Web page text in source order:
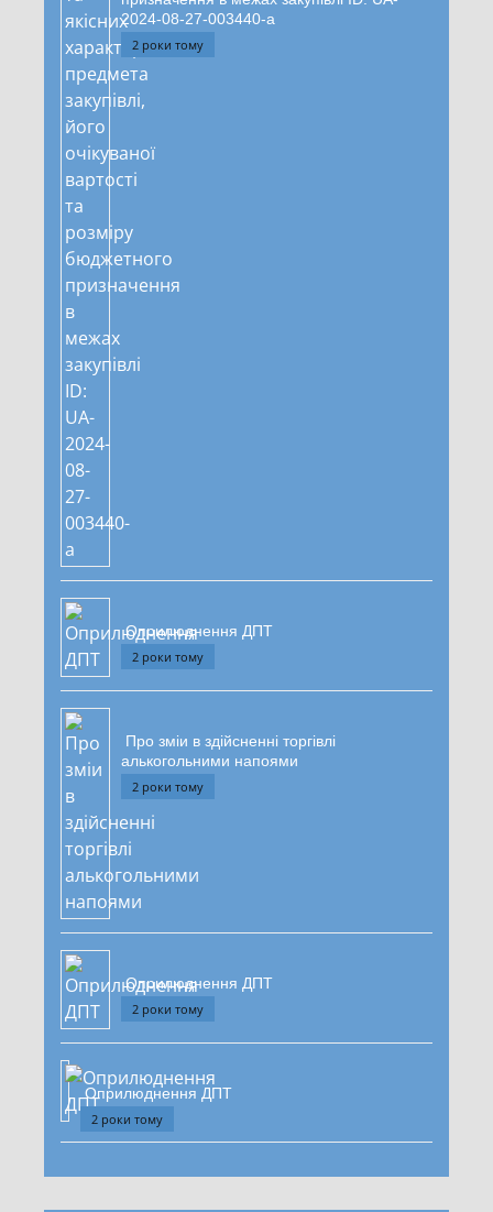
2024-08-27-003440-a
2 роки тому
Оприлюднення ДПТ
2 роки тому
Про зміи в здійсненні торгівлі
алькогольними напоями
2 роки тому
Оприлюднення ДПТ
2 роки тому
Оприлюднення ДПТ
2 роки тому